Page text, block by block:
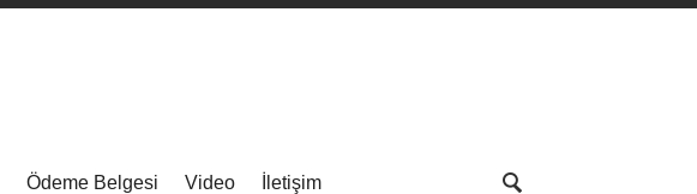
Ödeme Belgesi Video İletişim